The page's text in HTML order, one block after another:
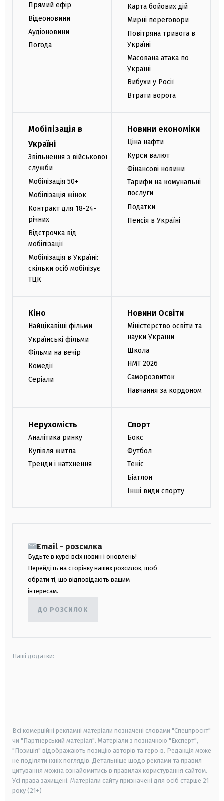
Прямий ефір
Відеоновини
Аудіоновини
Погода
Карта бойових дій
Мирні переговори
Повітряна тривога в
Україні
Масована атака по
Україні
Вибухи у Росії
Втрати ворога
Мобілізація в
Україні
Звільнення з військової
служби
Мобілізація 50+
Мобілізація жінок
Контракт для 18-24-
річних
Відстрочка від
мобілізації
Мобілізація в Україні:
скільки осіб мобілізує
ТЦК
Новини економіки
Ціна нафти
Курси валют
Фінансові новини
Тарифи на комунальні
послуги
Податки
Пенсія в Україні
Кіно
Найцікавіші фільми
Українські фільми
Фільми на вечір
Комедії
Серіали
Новини Освіти
Міністерство освіти та
науки України
Школа
НМТ 2026
Саморозвиток
Навчання за кордоном
Нерухомість
Аналітика ринку
Купівля житла
Тренди і натхнення
Спорт
Бокс
Футбол
Теніс
Біатлон
Інші види спорту
Email - розсилка
Будьте в курсі всіх новин і оновлень!
Перейдіть на сторінку наших розсилок, щоб
обрати ті, що відповідають вашим
інтересам.
ДО РОЗСИЛОК
Наші додатки:
Всі комерційні рекламні матеріали позначені словами "Спецпроєкт"
чи "Партнерський матеріал". Матеріали з позначкою "Експерт",
"Позиція" відображають позицію авторів та героїв. Редакція може
не поділяти їхніх поглядів. Детальніше щодо реклами та правил
цитування можна ознайомитись в правилах користування сайтом.
Усі права захищені. Матеріали сайту призначені для осіб старше 21
року (21+)